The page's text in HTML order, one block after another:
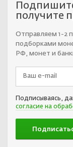
получите
Отправляем 1-2
подборками
РФ, монет и
Подписываясь,
согласие на